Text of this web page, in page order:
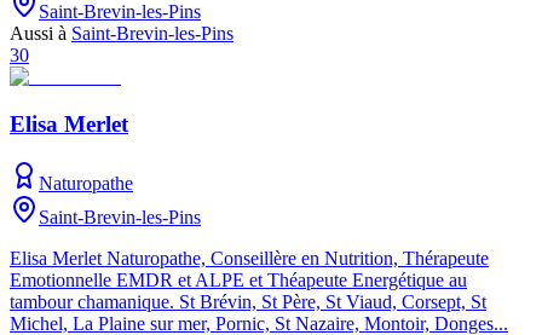
Saint-Brevin-les-Pins
Aussi à Saint-Brevin-les-Pins
30
Elisa Merlet
Naturopathe
Saint-Brevin-les-Pins
Elisa Merlet Naturopathe, Conseillère en Nutrition, Thérapeute
Emotionnelle EMDR et ALPE et Théapeute Energétique au
tambour chamanique. St Brévin, St Père, St Viaud, Corsept, St
Michel, La Plaine sur mer, Pornic, St Nazaire, Montoir, Donges...